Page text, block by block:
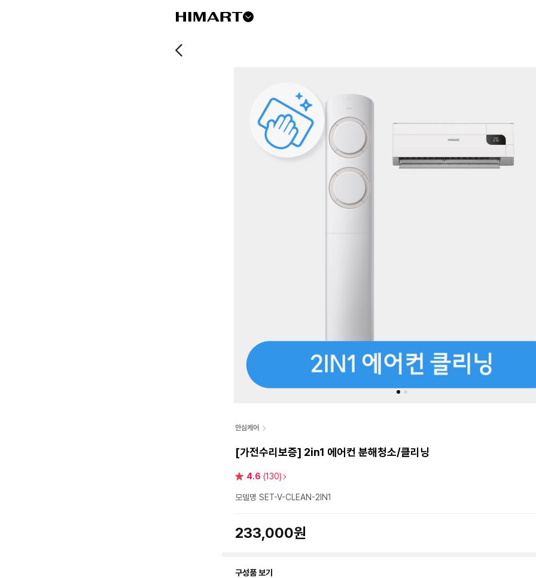
안심케어
[가전수리보증] 2in1 에어컨 분해청소/클리닝
별 4.6 (130)
모델명 SET-V-CLEAN-2IN1
233,000원
구성품 보기